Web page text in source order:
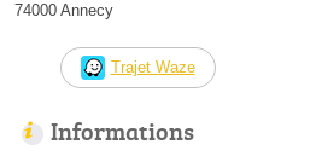
74000 Annecy
Trajet Waze
Informations